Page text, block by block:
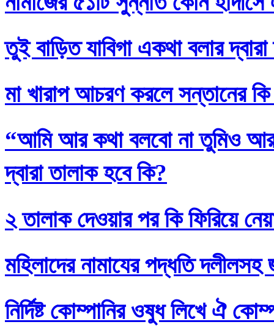
তুই বাড়িত যাবিগা একথা বলার
মা খারাপ আচরণ করলে সন্তানের
“আমি আর কথা বলবো না তুমিও আর
দ্বারা তালাক হবে কি?
২ তালাক দেওয়ার পর কি ফিরিয়ে
মহিলাদের নামাযের পদ্ধতি দলীলসহ
নির্দিষ্ট কোম্পানির ওষুধ লিখে ঐ